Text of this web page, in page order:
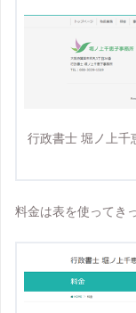
行政書士 堀ノ上千
料金は表を使ってき